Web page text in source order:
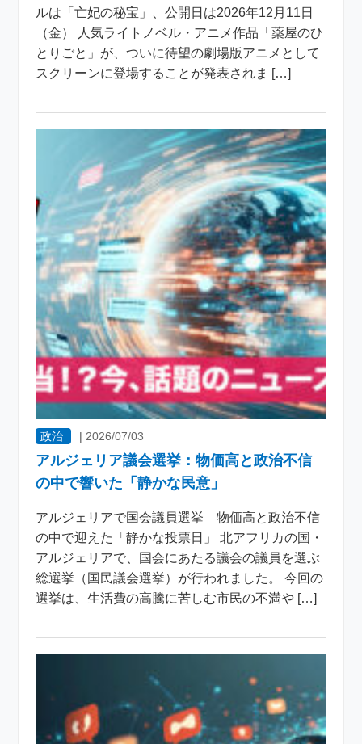
ルは「亡妃の秘宝」、公開日は2026年12月11日
（金） 人気ライトノベル・アニメ作品「薬屋のひ
とりごと」が、ついに待望の劇場版アニメとして
スクリーンに登場することが発表されま […]
政治 | 2026/07/03
アルジェリア議会選挙：物価高と政治不信
の中で響いた「静かな民意」
アルジェリアで国会議員選挙 物価高と政治不信
の中で迎えた「静かな投票日」 北アフリカの国・
アルジェリアで、国会にあたる議会の議員を選ぶ
総選挙（国民議会選挙）が行われました。 今回の
選挙は、生活費の高騰に苦しむ市民の不満や […]